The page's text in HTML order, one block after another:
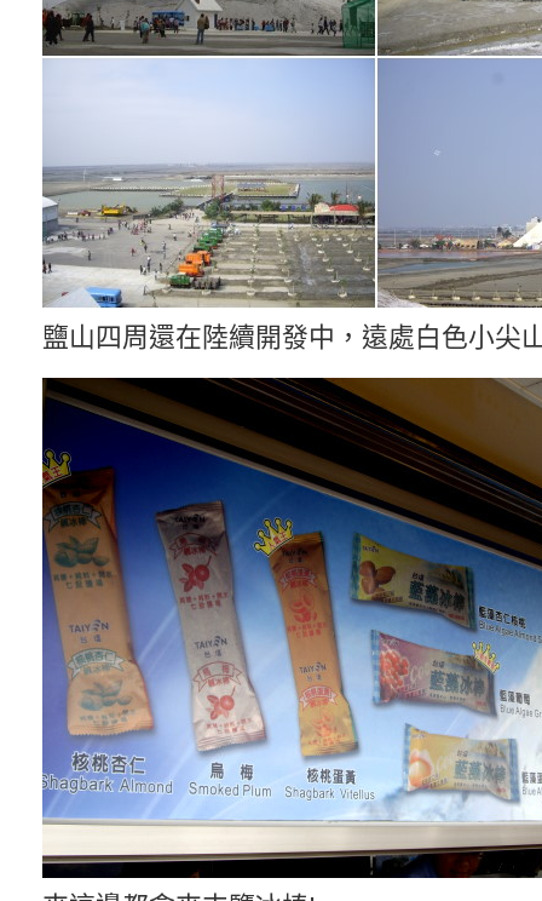
鹽山四周還在陸續開發中，遠處白色小尖